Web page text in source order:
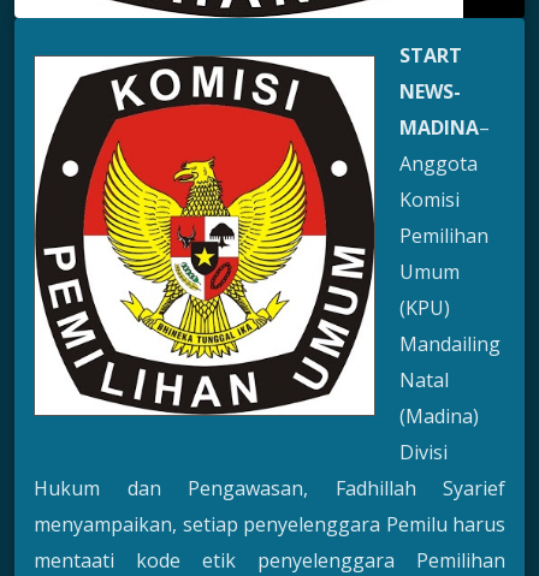
START
NEWS-
MADINA–
Anggota
Komisi
Pemilihan
Umum
(KPU)
Mandailing
Natal
(Madina)
Divisi
Hukum dan Pengawasan, Fadhillah Syarief
menyampaikan, setiap penyelenggara Pemilu harus
mentaati kode etik penyelenggara Pemilihan